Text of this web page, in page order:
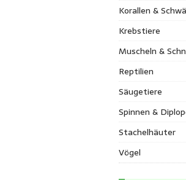
Korallen &
Krebstiere
Muscheln &
Reptilien
Säugetiere
Spinnen &
Stachelhäuter
Vögel